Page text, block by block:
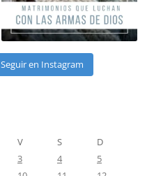
Seguir en Instagram
V S
D
3 4
5